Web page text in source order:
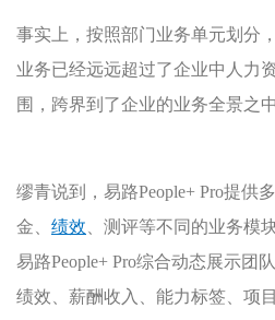
事实上，按照部门业务单元划分
业务已经远远超过了企业中人力
围，跨界到了企业的业务全景之中
缪青说到，易路People+ Pro提供
金、 绩效 、测评等不同的业务模
易路People+ Pro综合动态展示团
绩效、薪酬收入、能力标签、项